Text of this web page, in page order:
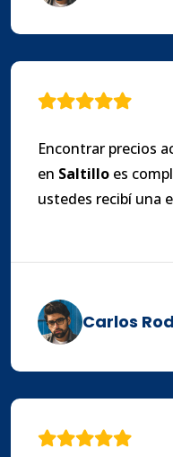
Encontrar precios
en Saltillo es
ustedes recibí una
Carlos